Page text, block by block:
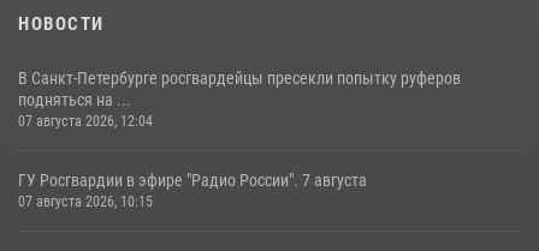
НОВОСТИ
В Санкт-Петербурге росгвардейцы пресекли попытку руферов
подняться на ...
07 августа 2026, 12:04
ГУ Росгвардии в эфире "Радио России". 7 августа
07 августа 2026, 10:15